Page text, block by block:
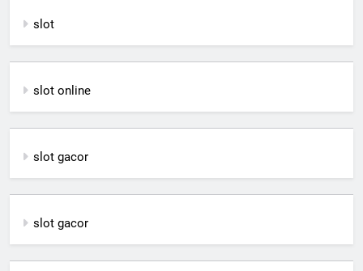
slot
slot online
slot gacor
slot gacor